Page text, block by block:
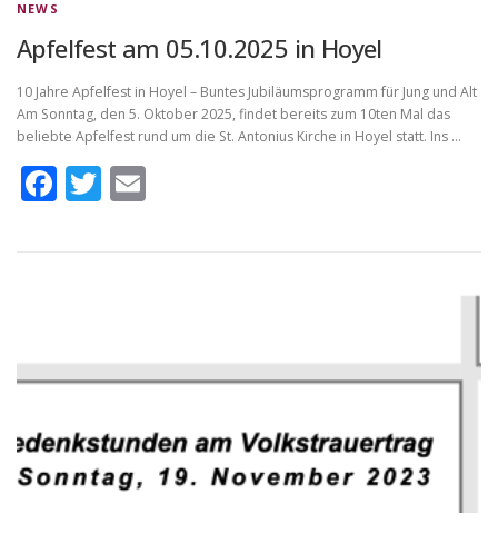
NEWS
Apfelfest am 05.10.2025 in Hoyel
10 Jahre Apfelfest in Hoyel – Buntes Jubiläumsprogramm für Jung und Alt
Am Sonntag, den 5. Oktober 2025, findet bereits zum 10ten Mal das
beliebte Apfelfest rund um die St. Antonius Kirche in Hoyel statt. Ins …
Facebook
Twitter